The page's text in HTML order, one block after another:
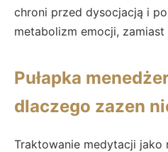
chroni przed dysocjacją i
metabolizm emocji, zamiast
Pułapka
dlaczego zazen
Traktowanie medytacji jako